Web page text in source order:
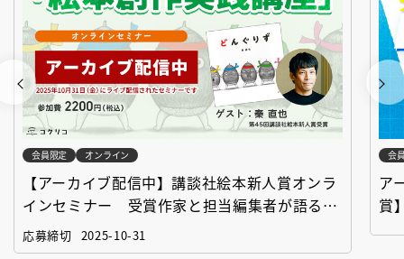
会員限定 オンライン
【アーカイブ配信中】講談社絵本新人賞オンラ
インセミナー 受賞作家と担当編集者が語る
「絵本創作実践講座」
応募締切 2025-10-31
会
ア
賞